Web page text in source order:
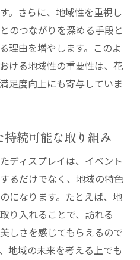
。さらに、地域性を重視し
のつながりを深める手段と
理由を増やします。このよ
ける地域性の重要性は、花
足度向上にも寄与していま
続可能な取り組み
ディスプレイは、イベント
るだけでなく、地域の特色
になります。たとえば、地
り入れることで、訪れる
しさを感じてもらえるので
地域の未来を考える上でも